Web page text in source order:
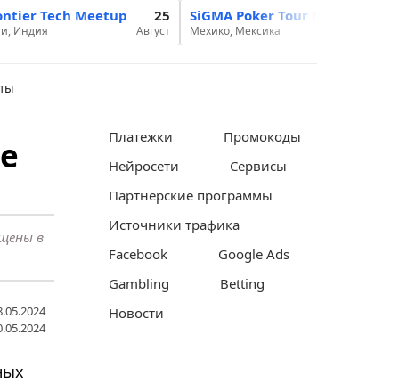
Tech Meetup
Индия
25
Август
SiGMA Poker Tour Mexico 2026
Мехико, Мексика
в
Платежки
Промокоды
Нейросети
Сервисы
Партнерские программы
Источники трафика
Facebook
Google Ads
Gambling
Betting
Новости